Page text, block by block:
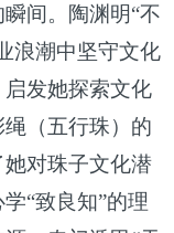
间。陶渊明“不
浪潮中坚守文化
发她探索文化
（五行珠）的
对珠子文化潜
“致良知”的理